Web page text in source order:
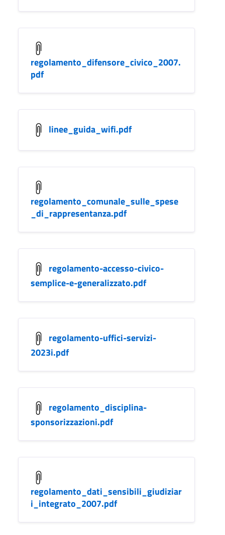
regolamento_difensore_civico_2007.
pdf
linee_guida_wifi.pdf
regolamento_comunale_sulle_spese
_di_rappresentanza.pdf
regolamento-accesso-civico-
semplice-e-generalizzato.pdf
regolamento-uffici-servizi-
2023i.pdf
regolamento_disciplina-
sponsorizzazioni.pdf
regolamento_dati_sensibili_giudiziar
i_integrato_2007.pdf